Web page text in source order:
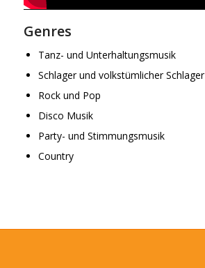
Genres
Tanz- und Unterhaltungsmusik
Schlager und volkstümlicher Schlager
Rock und Pop
Disco Musik
Party- und Stimmungsmusik
Country